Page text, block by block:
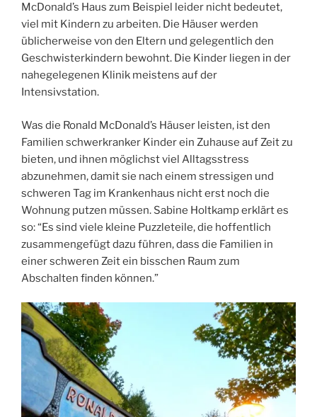
McDonald’s Haus zum Beispiel leider nicht bedeutet,
viel mit Kindern zu arbeiten. Die Häuser werden
üblicherweise von den Eltern und gelegentlich den
Geschwisterkindern bewohnt. Die Kinder liegen in der
nahegelegenen Klinik meistens auf der
Intensivstation.
Was die Ronald McDonald’s Häuser leisten, ist den
Familien schwerkranker Kinder ein Zuhause auf Zeit zu
bieten, und ihnen möglichst viel Alltagsstress
abzunehmen, damit sie nach einem stressigen und
schweren Tag im Krankenhaus nicht erst noch die
Wohnung putzen müssen. Sabine Holtkamp erklärt es
so: “Es sind viele kleine Puzzleteile, die hoffentlich
zusammengefügt dazu führen, dass die Familien in
einer schweren Zeit ein bisschen Raum zum
Abschalten finden können.”